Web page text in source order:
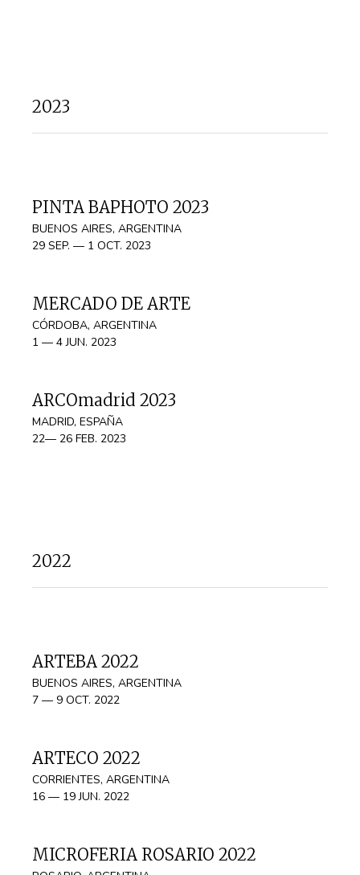
2023
PINTA BAPHOTO 2023
BUENOS AIRES, ARGENTINA
29 SEP. — 1 OCT. 2023
MERCADO DE ARTE
CÓRDOBA, ARGENTINA
1 — 4 JUN. 2023
ARCOmadrid 2023
MADRID, ESPAÑA
22— 26 FEB. 2023
2022
ARTEBA 2022
BUENOS AIRES, ARGENTINA
7 — 9 OCT. 2022
ARTECO 2022
CORRIENTES, ARGENTINA
16 — 19 JUN. 2022
MICROFERIA ROSARIO 2022